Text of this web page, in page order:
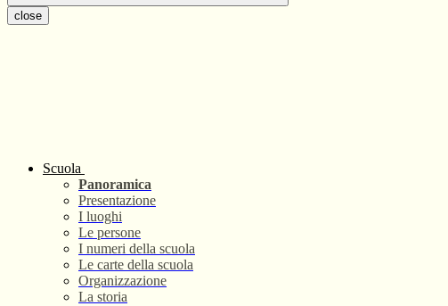
close
Scuola
Panoramica
Presentazione
I luoghi
Le persone
I numeri della scuola
Le carte della scuola
Organizzazione
La storia